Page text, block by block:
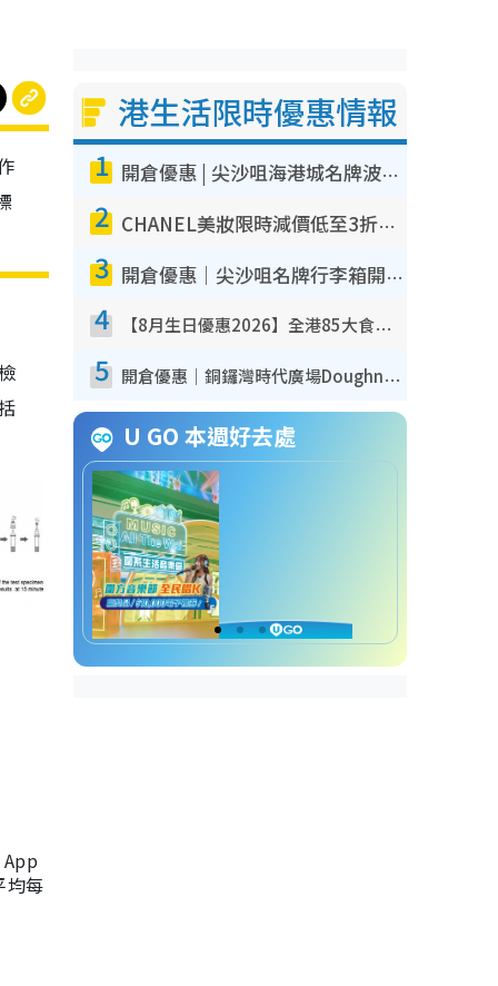
均每
港生活限時優惠情報
1 開倉優惠 | 尖沙咀海港城名牌波鞋開倉低至1折！On鞋$899起／Joy&Peace鞋履$98起
2 CHANEL美妝限時減價低至3折！人氣粉底/唇膏/精華液低至$275！COCO香水都有平
3 開倉優惠｜尖沙咀名牌行李箱開倉低至4折！一連5日 American Tourister/ace./Hallmark $200起！
4 【8月生日優惠2026】全港85大食買玩著數攻略 自助餐/火鍋放題同行免費＋誠品/DONKI送現金券
5 開倉優惠｜銅鑼灣時代廣場Doughnut/Campo Marzio開倉低至1折！背囊、書包、手袋劈價$200起
U GO 本週好去處